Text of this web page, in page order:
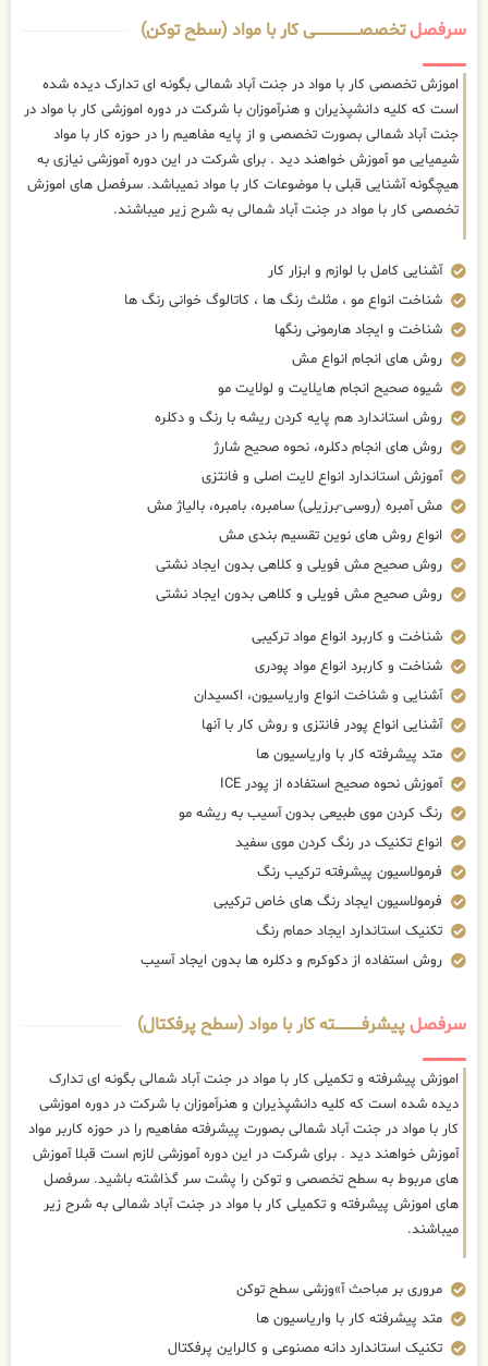
سرفصلتخصصــــــــــــــــــــی کار با مواد (سطح توکن)
اموزش تخصصی کار با مواد در جنت آباد شمالی بگونه ای تدارک دیده شده
است که کلیه دانشپذیران و هنرآموزان با شرکت در دوره اموزشی کار با مواد در
جنت آباد شمالی بصورت تخصصی و از پایه مفاهیم را در حوزه کار با مواد
شیمیایی مو آموزش خواهند دید . برای شرکت در این دوره آموزشی نیازی به
هیچگونه آشنایی قبلی با موضوعات کار با مواد نمیباشد. سرفصل های اموزش
تخصصی کار با مواد در جنت آباد شمالی به شرح زیر میباشند.
آشنایی کامل با لوازم و ابزار کار
شناخت انواع مو ، مثلث رنگ ها ، کاتالوگ خوانی رنگ ها
شناخت و ایجاد هارمونی رنگها
روش های انجام انواع مش
شیوه صحیح انجام هایلایت و لولایت مو
روش استاندارد هم پایه کردن ریشه با رنگ و دکلره
روش های انجام دکلره، نحوه صحیح شارژ
آموزش استاندارد انواع لایت اصلی و فانتزی
مش آمبره (روسی-برزیلی) سامبره، بامبره، بالیاژ مش
انواع روش های نوین تقسیم بندی مش
روش صحیح مش فویلی و کلاهی بدون ایجاد نشتی
روش صحیح مش فویلی و کلاهی بدون ایجاد نشتی
شناخت و کاربرد انواع مواد ترکیبی
شناخت و کاربرد انواع مواد پودری
آشنایی و شناخت انواع واریاسیون، اکسیدان
آشنایی انواع پودر فانتزی و روش کار با آنها
متد پیشرفته کار با واریاسیون ها
آموزش نحوه صحیح استفاده از پودر ICE
رنگ کردن موی طبیعی بدون آسیب به ریشه مو
انواع تکنیک در رنگ کردن موی سفید
فرمولاسیون پیشرفته ترکیب رنگ
فرمولاسیون ایجاد رنگ های خاص ترکیبی
تکنیک استاندارد ایجاد حمام رنگ
روش استفاده از دکوکرم و دکلره ها بدون ایجاد آسیب
سرفصلپیشرفــــــــــــته کار با مواد (سطح پرفکتال)
اموزش پیشرفته و تکمیلی کار با مواد در جنت آباد شمالی بگونه ای تدارک
دیده شده است که کلیه دانشپذیران و هنرآموزان با شرکت در دوره اموزشی
کار با مواد در جنت آباد شمالی بصورت پیشرفته مفاهیم را در حوزه کاربر مواد
آموزش خواهند دید . برای شرکت در این دوره آموزشی لازم است قبلا آموزش
های مربوط به سطح تخصصی و توکن را پشت سر گذاشته باشید. سرفصل
های اموزش پیشرفته و تکمیلی کار با مواد در جنت آباد شمالی به شرح زیر
میباشند.
مروری بر مباحث آ»وزشی سطح توکن
متد پیشرفته کار با واریاسیون ها
تکنیک استاندارد دانه مصنوعی و کالراین پرفکتال